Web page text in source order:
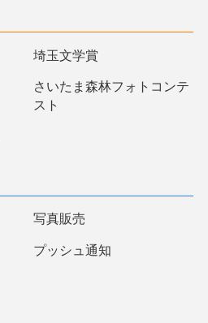
埼玉文学賞
さいたま森林フォトコンテ
スト
写真販売
プッシュ通知